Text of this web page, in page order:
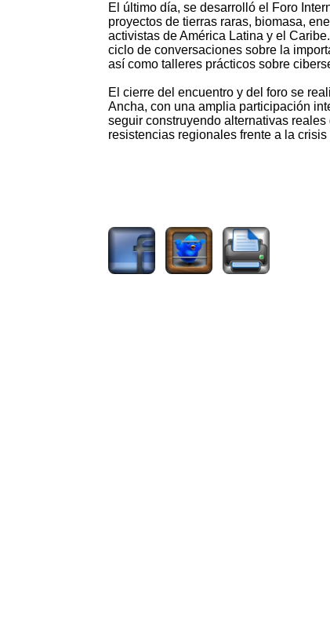
El último día, se desarrolló el Foro
proyectos de tierras raras, biomasa,
activistas de América Latina y el
ciclo de conversaciones sobre la
así como talleres prácticos sobre
El cierre del encuentro y del foro se
Ancha, con una amplia participación
seguir construyendo alternativas
resistencias regionales frente a la crisis